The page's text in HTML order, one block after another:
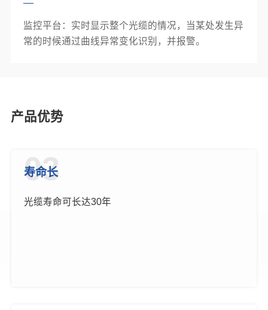
监控平台：实时显示整个光缆的情况，当某处发生异
常的时候通过曲线异常变化识别，并报警。
产品优势
03
寿命长
光缆寿命可长达30年